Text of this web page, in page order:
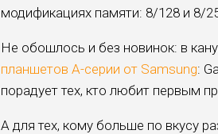
модификациях памяти: 8/128 и 8/
Не обошлось и без новинок: в
планшетов А-серии от Samsung:
порадует тех, кто любит первым
А для тех, кому больше по вкусу